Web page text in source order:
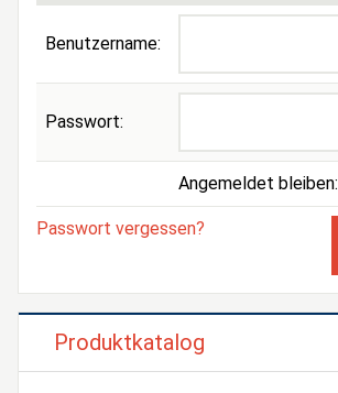
Benutzername:
Passwort:
Angemeldet bleiben:
Passwort vergessen?
Produktkatalog